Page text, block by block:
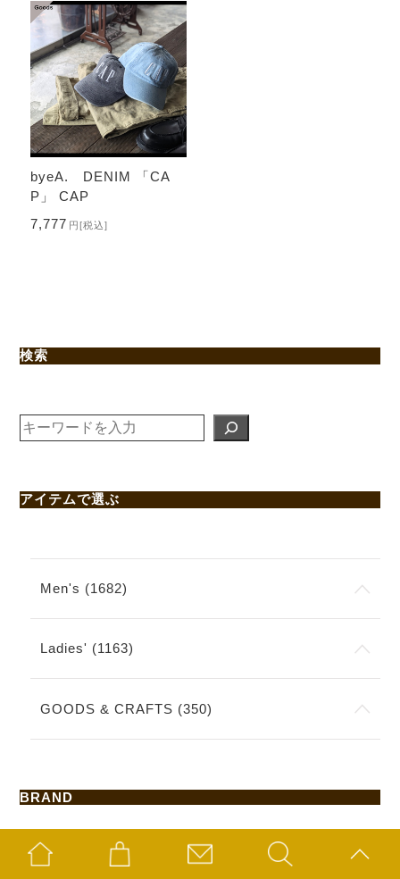
byeA. DENIM 「CA
P」 CAP
7,777 円 [税込]
検索
索
アイテムで選ぶ
Men's (1682)
Ladies' (1163)
GOODS & CRAFTS (350)
BRAND